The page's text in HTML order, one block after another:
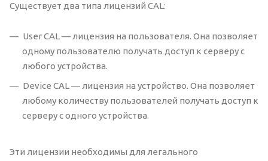
Существует два типа лицензий CAL:
User CAL — лицензия на пользователя. Она позволяет
одному пользователю получать доступ к серверу с
любого устройства.
Device CAL — лицензия на устройство. Она позволяет
любому количеству пользователей получать доступ к
серверу с одного устройства.
Эти лицензии необходимы для легального